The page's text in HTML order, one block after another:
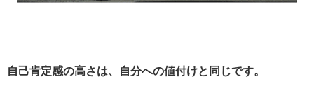
自己肯定感の高さは、自分への値付けと同じです。